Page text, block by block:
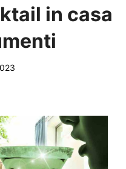
in casa